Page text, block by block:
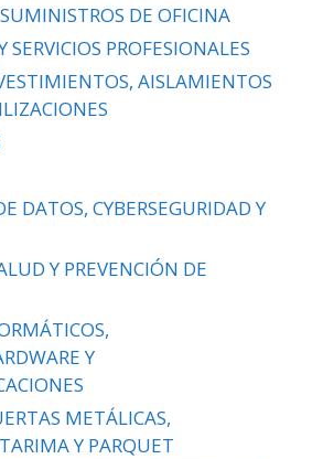
DE OFICINA
SERVICIOS PROFESIONALES
AISLAMIENTOS
DATOS, CYBERSEGURIDAD Y
Y PREVENCIÓN DE
Y
METÁLICAS,
Y PARQUET